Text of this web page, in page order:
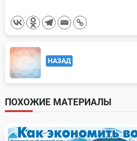
<span
class="nav-
subtitle
screen-
reader-
text">Page</span>
НАЗАД
ПОХОЖИЕ МАТЕРИАЛЫ